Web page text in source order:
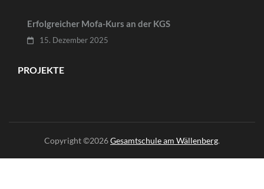
Erfolgreicher Mofa-Kurs an der KGS
15. Dezember 2025
PROJEKTE
Copyright ©2026Gesamtschule am Wällenberg.